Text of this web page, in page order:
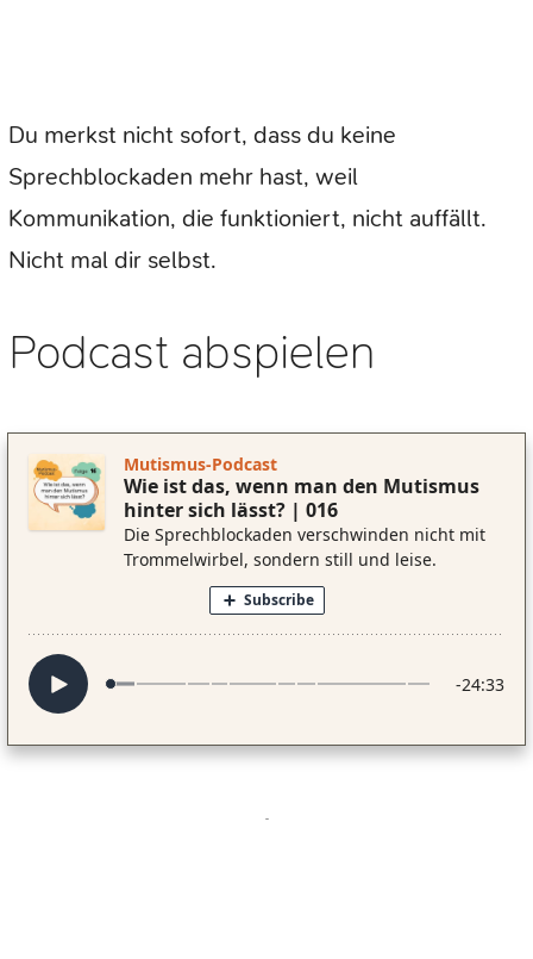
Du merkst nicht sofort, dass du keine
Sprechblockaden mehr hast, weil
Kommunikation, die funktioniert, nicht auffällt.
Nicht mal dir selbst.
Podcast abspielen